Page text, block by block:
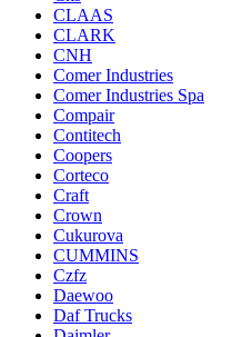
CLAAS
CLARK
CNH
Comer Industries
Comer Industries Spa
Compair
Contitech
Coopers
Corteco
Craft
Crown
Cukurova
CUMMINS
Czfz
Daewoo
Daf Trucks